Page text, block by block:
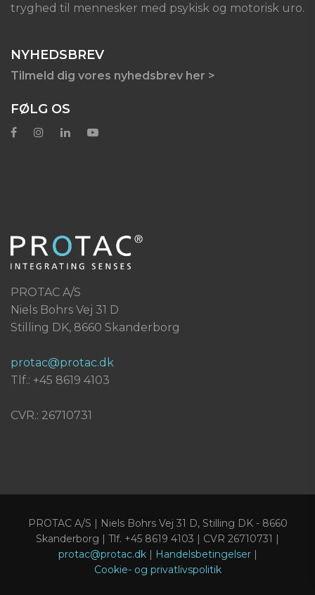
tryghed til mennesker med psykisk og motorisk uro.
NYHEDSBREV
Tilmeld dig vores nyhedsbrev her >
FØLG OS
PROTAC A/S
Niels Bohrs Vej 31 D
Stilling DK, 8660 Skanderborg
protac@protac.dk
Tlf.: +45 8619 4103
CVR.: 26710731
PROTAC A/S | Niels Bohrs Vej 31 D, Stilling DK - 8660
Skanderborg | Tlf. +45 8619 4103 | CVR 26710731 |
protac@protac.dk| Handelsbetingelser|
Cookie- og privatlivspolitik